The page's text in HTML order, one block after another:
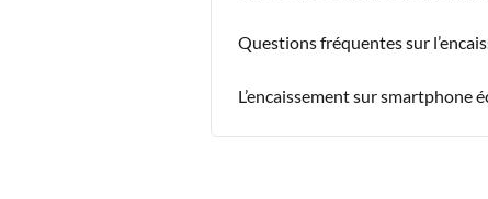
Questions fréquentes sur
L’encaissement sur smartphone